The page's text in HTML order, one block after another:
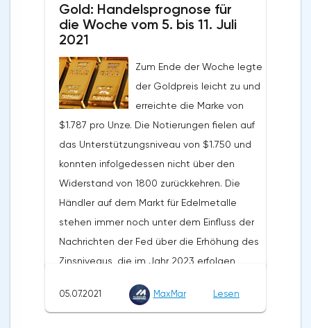
Nach Angaben von Eurostat schlossen die
Länder der Eurozone die fünf Monate des
Außenhandelsüberschuss von 79,7 Milliarden
Euro ab, was 21% über dem positiven Saldo
des Vorjahreszeitraums liegt. Die Exporte
beliefen sich im genannten Zeitraum auf
957,9 Milliarden Euro, ein Plus von 13,3 % im
Jahresvergleich. Das Volumen der Importe
stieg um 12,7% und betrug 878,2 Milliarden
Euro. Der Außenhandelsüberschuss der EU
wurde im Mai dieses Jahres mit 7,9
Milliarden Dollar verzeichnet. Im Mai letzten
Jahres lag dieser Wert bei 6,6 Milliarden
Gold: Handelsprognose für
die Woche vom 5. bis 11. Juli
2021
Zum Ende der Woche legte
der Goldpreis leicht zu und
erreichte die Marke von
$1.787 pro Unze. Die Notierungen fielen auf
das Unterstützungsniveau von $1.750 und
konnten infolgedessen nicht über den
Widerstand von 1800 zurückkehren. Die
Händler auf dem Markt für Edelmetalle
stehen immer noch unter dem Einfluss der
Nachrichten der Fed über die Erhöhung des
Zinsniveaus, die im Jahr 2023 erfolgen
einer gewissen Anfälligkeit des Dollars in
05.07.2021 MaxMar Lesen